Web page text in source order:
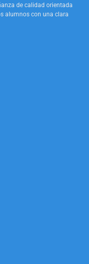
de calidad orientada
alumnos con una clara